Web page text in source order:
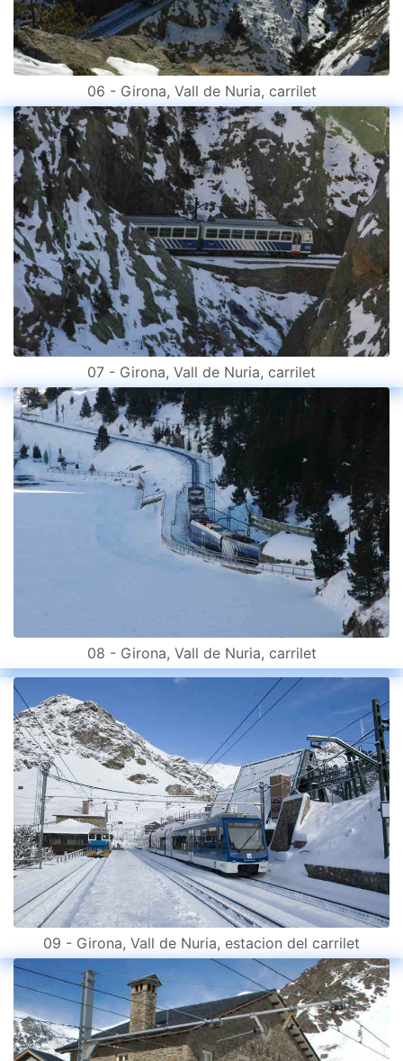
06 - Girona, Vall de Nuria, carrilet
07 - Girona, Vall de Nuria, carrilet
08 - Girona, Vall de Nuria, carrilet
09 - Girona, Vall de Nuria, estacion del carrilet